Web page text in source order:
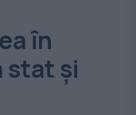
în
stat și